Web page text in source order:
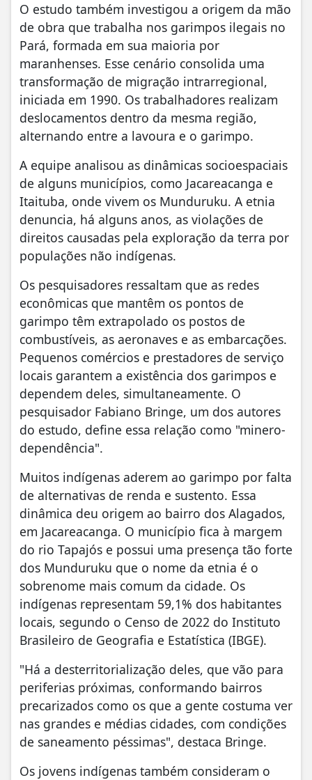
O estudo também investigou a origem da mão
de obra que trabalha nos garimpos ilegais no
Pará, formada em sua maioria por
maranhenses. Esse cenário consolida uma
transformação de migração intrarregional,
iniciada em 1990. Os trabalhadores realizam
deslocamentos dentro da mesma região,
alternando entre a lavoura e o garimpo.
A equipe analisou as dinâmicas socioespaciais
de alguns municípios, como Jacareacanga e
Itaituba, onde vivem os Munduruku. A etnia
denuncia, há alguns anos, as violações de
direitos causadas pela exploração da terra por
populações não indígenas.
Os pesquisadores ressaltam que as redes
econômicas que mantêm os pontos de
garimpo têm extrapolado os postos de
combustíveis, as aeronaves e as embarcações.
Pequenos comércios e prestadores de serviço
locais garantem a existência dos garimpos e
dependem deles, simultaneamente. O
pesquisador Fabiano Bringe, um dos autores
do estudo, define essa relação como "minero-
dependência".
Muitos indígenas aderem ao garimpo por falta
de alternativas de renda e sustento. Essa
dinâmica deu origem ao bairro dos Alagados,
em Jacareacanga. O município fica à margem
do rio Tapajós e possui uma presença tão forte
dos Munduruku que o nome da etnia é o
sobrenome mais comum da cidade. Os
indígenas representam 59,1% dos habitantes
locais, segundo o Censo de 2022 do Instituto
Brasileiro de Geografia e Estatística (IBGE).
"Há a desterritorialização deles, que vão para
periferias próximas, conformando bairros
precarizados como os que a gente costuma ver
nas grandes e médias cidades, com condições
de saneamento péssimas", destaca Bringe.
Os jovens indígenas também consideram o